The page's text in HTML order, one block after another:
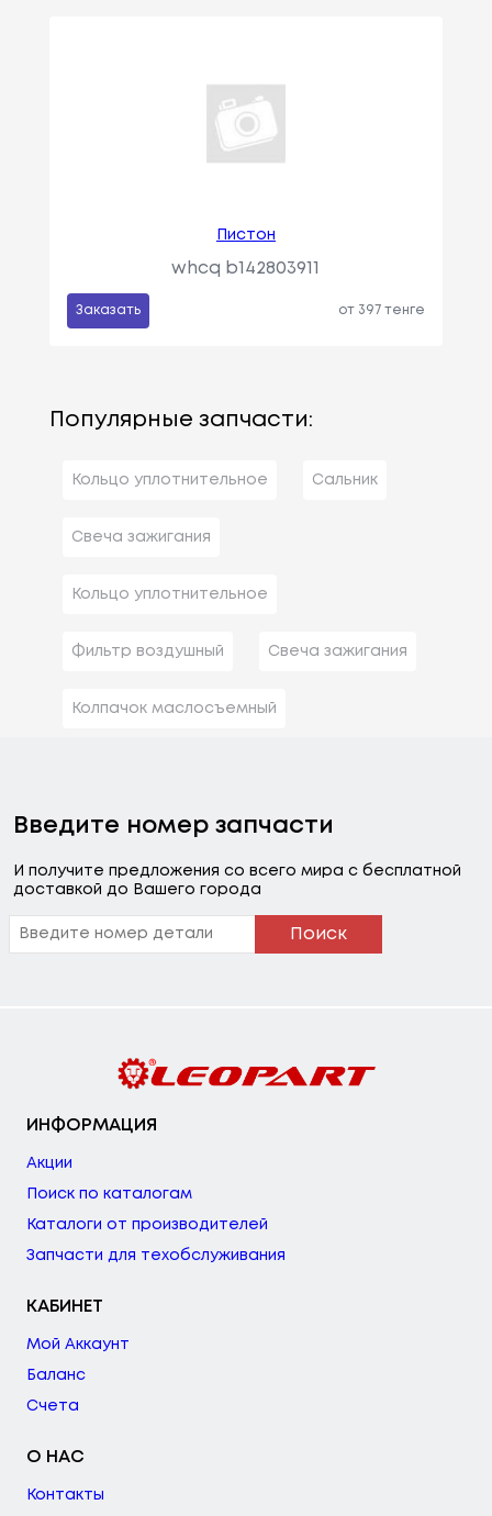
Пистон
whcq b142803911
Заказать от 397 тенге
Популярные запчасти:
Кольцо уплотнительное Сальник
Свеча зажигания
Кольцо уплотнительное
Фильтр воздушный Свеча зажигания
Колпачок маслосъемный
Введите номер запчасти
И получите предложения со всего мира с бесплатной
доставкой до Вашего города
Поиск
ИНФОРМАЦИЯ
Акции
Поиск по каталогам
Каталоги от производителей
Запчасти для техобслуживания
КАБИНЕТ
Мой Аккаунт
Баланс
Счета
О НАС
Контакты